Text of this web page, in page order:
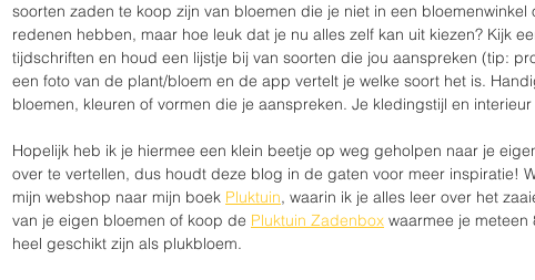
soorten zaden te koop zijn van bloemen die je niet in een
redenen hebben, maar hoe leuk dat je nu alles zelf kan uit kiezen? Kijk
tijdschriften en houd een lijstje bij van soorten die jou aanspreken (tip:
een foto van de plant/bloem en de app vertelt je welke soort het is.
bloemen, kleuren of vormen die je aanspreken. Je kledingstijl en
Hopelijk heb ik je hiermee een klein beetje op weg geholpen naar je
over te vertellen, dus houdt deze blog in de gaten voor meer inspiratie!
mijn webshop naar mijn boek Pluktuin, waarin ik je alles leer over het
van je eigen bloemen of koop de Pluktuin Zadenbox waarmee je
heel geschikt zijn als plukbloem.